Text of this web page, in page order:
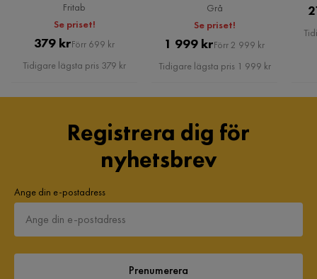
Fritab
Se priset!
Pris
379 krOriginal
Pris
Förr 699 kr
Tidigare lägsta pris 379 kr
Grå
Se priset!
Pris
1 999 krOriginal
Pris
Förr 2 999 kr
Tidigare lägsta pris 1 999 kr
Registrera dig för
nyhetsbrev
Ange din e-postadress
Prenumerera